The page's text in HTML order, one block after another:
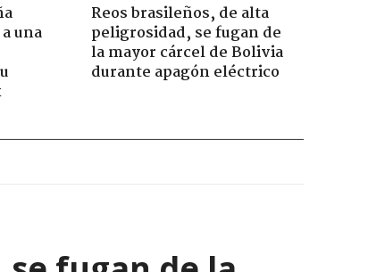
una
Reos brasileños, de alta
peligrosidad, se fugan de
la mayor cárcel de Bolivia
durante apagón eléctrico